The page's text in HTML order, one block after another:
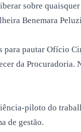
sobre
Benemara
pautar Ofício
da Procuradoria.
piloto do
de gestão.